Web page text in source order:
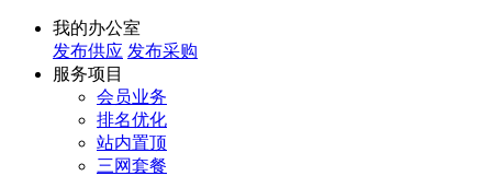
我的办公室
发布供应 发布采购
服务项目
会员业务
排名优化
站内置顶
三网套餐